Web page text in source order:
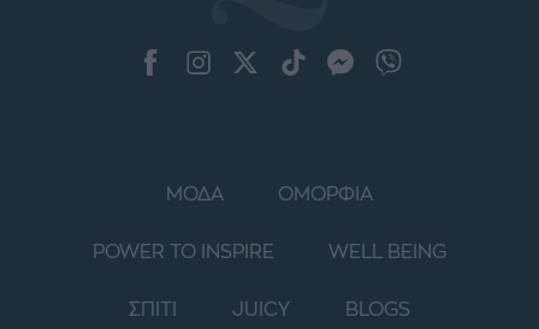
ΜΟΔΑ ΟΜΟΡΦΙΑ
POWER TO INSPIRE WELL BEING
ΣΠΙΤΙ JUICY BLOGS